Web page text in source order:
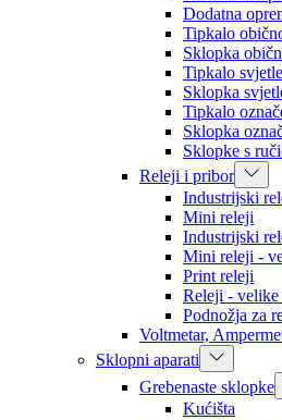
Dodatna
Tipkalo
Sklopka
Tipkalo
Sklopka
Tipkalo
Sklopka
Sklopke s
Releji i pribor
Industrijski
Mini releji
Industrijski
Mini releji -
Print releji
Releji - velike
Podnožja za
Voltmetar,
Sklopni aparati
Grebenaste sklopke
Kućišta